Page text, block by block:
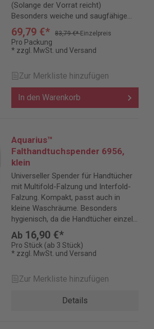
(Solange der Vorrat reicht)
Besonders weiche und saugfähige
Falthandtücher für ein angenehmes
Hautgefühl zum Top Preis.
69,79 €* 83,79 €*Einzelpreis
Pro Packung
* zzgl. MwSt. und Versand
Zur Merkliste hinzufügen
In den Warenkorb
Aquarius™
Falthandtuchspender 6956,
klein
Universeller Spender für Handtücher
mit Multifold-Falzung und Interfold-
Falzung. Kompakt, passt auch in
kleine Waschräume. Besonders
hygienisch, da die Handtücher einzeln
zu entnehmen sind.
Ab 16,90 €*
Pro Stück (ab 3 Stück)
* zzgl. MwSt. und Versand
Zur Merkliste hinzufügen
Details